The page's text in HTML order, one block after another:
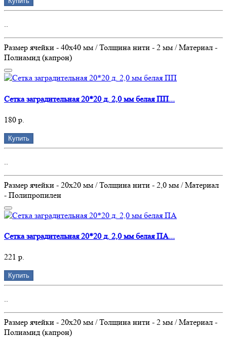
..
Размер ячейки - 40х40 мм / Толщина нити - 2 мм / Материал -
Полиамид (капрон)
Сетка заградительная 20*20 д. 2,0 мм белая ПП...
180 р.
Купить
..
Размер ячейки - 20х20 мм / Толщина нити - 2,0 мм / Материал
- Полипропилен
Сетка заградительная 20*20 д. 2,0 мм белая ПА...
221 р.
Купить
..
Размер ячейки - 20х20 мм / Толщина нити - 2 мм / Материал -
Полиамид (капрон)